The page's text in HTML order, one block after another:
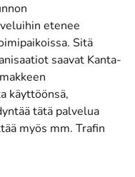
etenee
Sitä
saavat Kanta-
käyttöönsä,
tätä palvelua
myös mm. Trafin